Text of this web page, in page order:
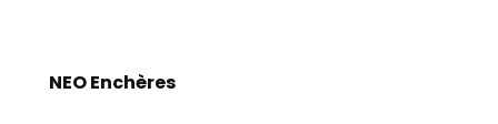
NEO Enchères